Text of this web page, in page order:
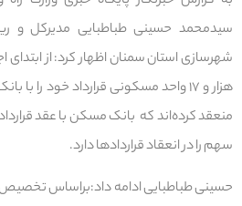
سیدمحمد حسینی طباطبایی مدیرکل و
هزار و ۱۷ واحد مسکونی قرارداد خود
سهم را در انعقاد قراردادها دارد.
حسینی طباطبایی ادامه داد:براساس